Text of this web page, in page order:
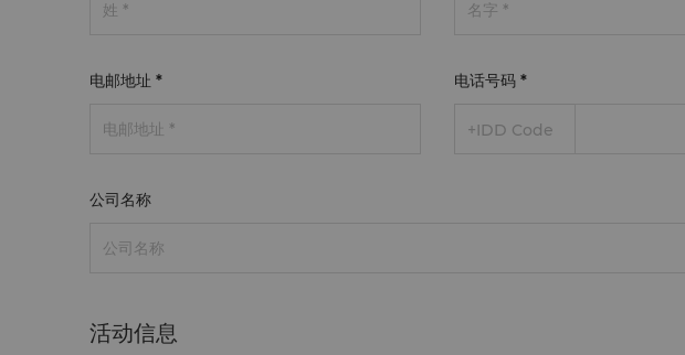
电邮地址 * 电话号码 *
+IDD Code
公司名称
活动信息